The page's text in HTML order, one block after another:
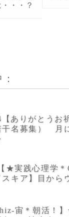
・・？
ありがとうお
干名募集） 月
★実践心理学＊
スキア】目から
宙＊朝活！